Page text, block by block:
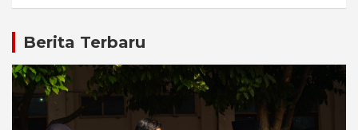
Berita Terbaru